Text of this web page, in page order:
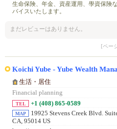
生命保険、年金、資産運用、學資保険
バイスいたします。
まだレビューはありません。
[ペー
Koichi Yube - Yube Wealth
生活・居住
Financial planning
TEL +1 (408) 865-0589
MAP 19925 Stevens Creek Blvd.
CA, 95014 US